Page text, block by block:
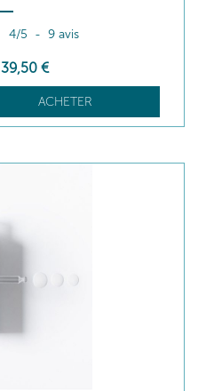
4/5 - 9 avis
39,50 €
ACHETER